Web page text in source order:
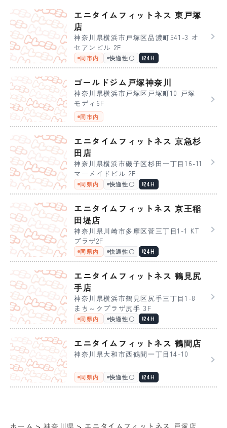
エニタイムフィットネス 東戸塚
店
神奈川県横浜市戸塚区品濃町541-3 オ
セアンビル 2F
同市内 快適性〇 24H
ゴールドジム戸塚神奈川
神奈川県横浜市戸塚区戸塚町10 戸塚
モディ6F
同市内
エニタイムフィットネス 京急杉
田店
神奈川県横浜市磯子区杉田一丁目16-11
マーメイドビル 2F
同県内 快適性〇 24H
エニタイムフィットネス 京王稲
田堤店
神奈川県川崎市多摩区菅三丁目1-1 KT
プラザ2F
同県内 快適性〇 24H
エニタイムフィットネス 鶴見尻
手店
神奈川県横浜市鶴見区尻手三丁目1-8
まち～クプラザ尻手 3F
同県内 快適性〇 24H
エニタイムフィットネス 鶴間店
神奈川県大和市西鶴間一丁目14-10
同県内 快適性〇 24H